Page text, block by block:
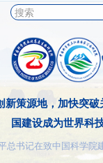
新策源地，加快突
国建设成为世界科
书记在致中国科学院